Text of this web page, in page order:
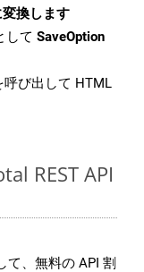
換します
して SaveOption
呼び出して HTML
REST API
て、無料の API 割